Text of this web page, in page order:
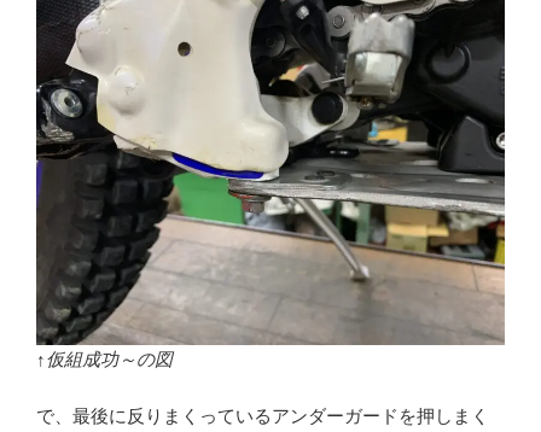
↑仮組成功～の図
で、最後に反りまくっているアンダーガードを押しまく